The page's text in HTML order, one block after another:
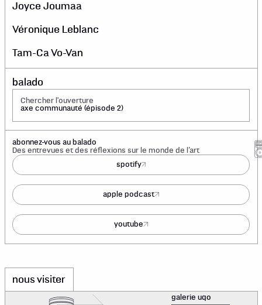
Joyce Joumaa
Véronique Leblanc
Tam-Ca Vo-Van
balado
Chercher l'ouverture
axe communauté (épisode 2)
abonnez-vous au balado
Des entrevues et des réflexions sur le monde de l’art
spotify
apple podcast
youtube
nous visiter
galerie uqo